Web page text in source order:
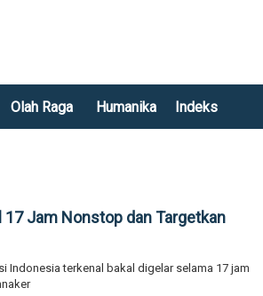
Olah Raga Humanika Indeks
Jam Nonstop dan Targetkan
Indonesia terkenal bakal digelar selama 17 jam